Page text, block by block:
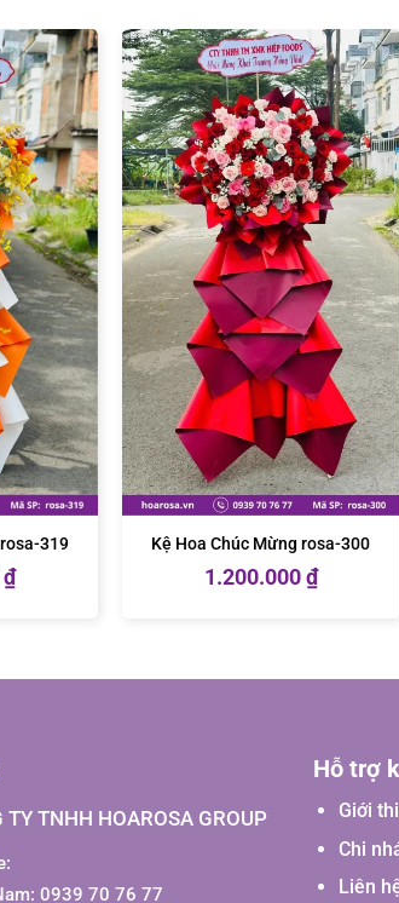
319
₫
Kệ Hoa Chúc Mừng rosa-300
1.200.000₫
TY TNHH HOAROSA GROUP
0939 70 76 77
Hỗ trợ
Giới
Chi
Liên